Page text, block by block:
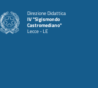
Direzione Didattica
IV "Sigismondo
Castromediano"
Lecce - LE